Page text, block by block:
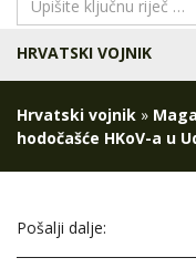
HRVATSKI VOJNIK
Hrvatski vojnik »
hodočašće HKoV-a u
Pošalji dalje: